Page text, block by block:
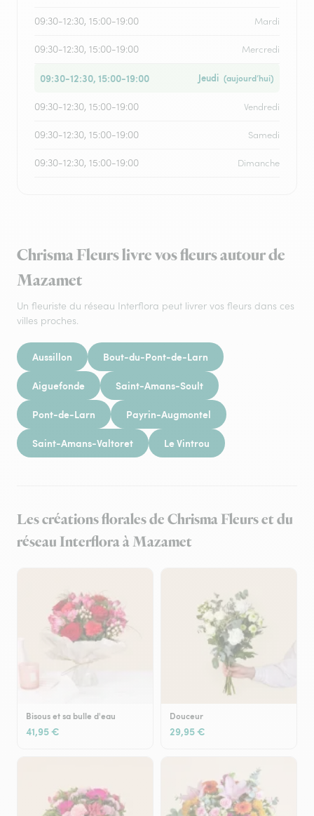
09:30-12:30, 15:00-19:00 Mardi
09:30-12:30, 15:00-19:00 Mercredi
09:30-12:30, 15:00-19:00 Jeudi (aujourd’hui)
09:30-12:30, 15:00-19:00 Vendredi
09:30-12:30, 15:00-19:00 Samedi
09:30-12:30, 15:00-19:00 Dimanche
Chrisma Fleurs livre vos fleurs autour de
Mazamet
Un fleuriste du réseau Interflora peut livrer vos fleurs dans ces
villes proches.
Aussillon Bout-du-Pont-de-Larn
Aiguefonde Saint-Amans-Soult
Pont-de-Larn Payrin-Augmontel
Saint-Amans-Valtoret Le Vintrou
Les créations florales de Chrisma Fleurs et du
réseau Interflora à Mazamet
Bisous et sa bulle d'eau
41,95 €
Douceur
29,95 €